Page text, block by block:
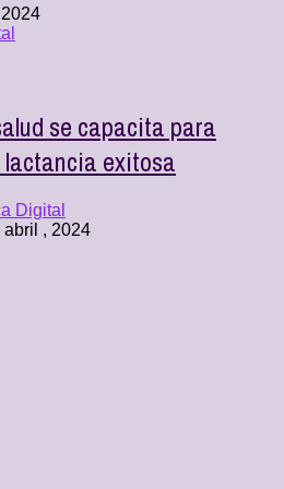
se capacita para
exitosa
Digital
abril , 2024